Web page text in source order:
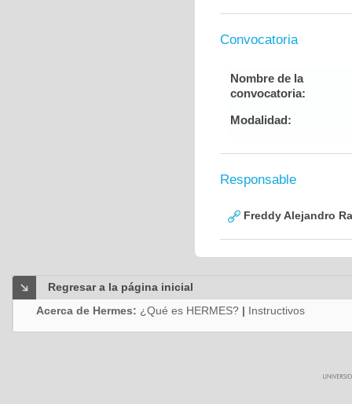
Convocatoria
Nombre de la
convocatoria:
Modalidad:
Responsable
Freddy Alejandro
Regresar a la página inicial
Acerca de Hermes: ¿Qué es HERMES? | Instructivos